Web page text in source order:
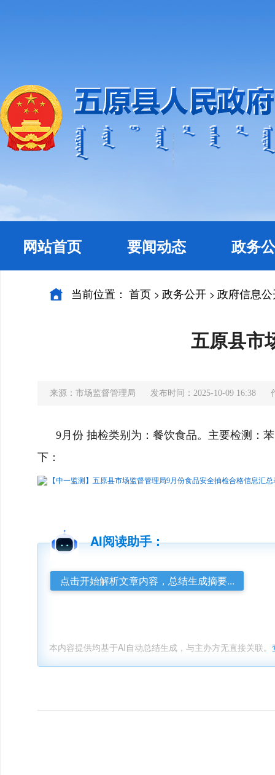
网站首页 要闻动态 政务
当前位置： 首页 > 政务公开 > 政府信息
五原县市
来源：市场监督管理局 发布时间：2025-10-09 16:38
9月份 抽检类别为：餐饮食品。主要检测：苯
下：
【中一监测】五原县市场监督管理局9月份食品安全抽检合格信息汇
AI阅读助手：
点击开始解析文章内容，总结生成摘要...
本内容提供均基于AI自动总结生成，与主办方无直接关联。